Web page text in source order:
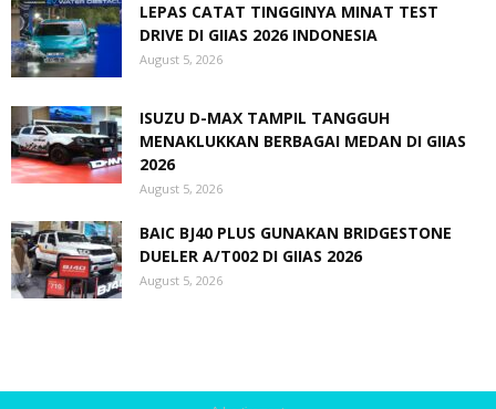
LEPAS CATAT TINGGINYA MINAT TEST
DRIVE DI GIIAS 2026 INDONESIA
August 5, 2026
ISUZU D-MAX TAMPIL TANGGUH
MENAKLUKKAN BERBAGAI MEDAN DI GIIAS
2026
August 5, 2026
BAIC BJ40 PLUS GUNAKAN BRIDGESTONE
DUELER A/T002 DI GIIAS 2026
August 5, 2026